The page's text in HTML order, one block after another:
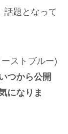
話題となって
ストブルー)
つから公開
になりま